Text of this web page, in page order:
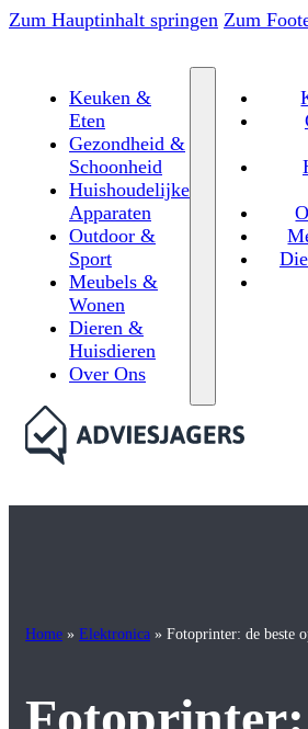
Zum Hauptinhalt springen Zum
Keuken &
Eten
Gezondheid &
Schoonheid
Huishoudelijke
Apparaten
Outdoor &
Sport
Meubels &
Wonen
Dieren &
Huisdieren
Over Ons
Home » Elektronica » Fotoprinter: de beste